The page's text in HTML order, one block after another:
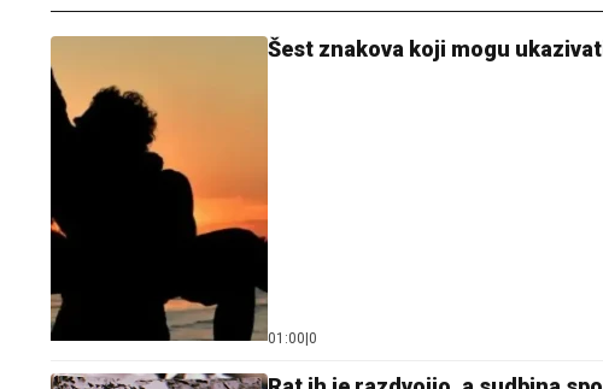
Šest znakova koji mogu
01:00 0